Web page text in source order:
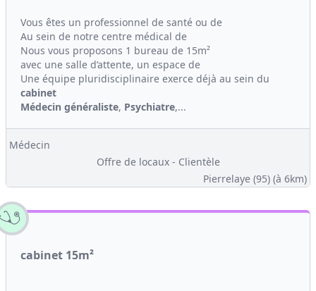
Vous êtes un professionnel de santé ou de
Au sein de notre centre médical de
Nous vous proposons 1 bureau de 15m²
avec une salle d’attente, un espace de
Une équipe pluridisciplinaire exerce déjà au sein du
cabinet
Médecin généraliste, Psychiatre,...
Médecin
Offre de locaux - Clientèle
Pierrelaye (95) (à 6km)
cabinet 15m²